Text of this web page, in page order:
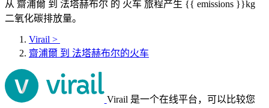
从 齋浦爾 到 法塔赫布尔 的 火车 旅程产生 {{ emissions }}kg
二氧化碳排放量。
Virail >
齋浦爾 到 法塔赫布尔的火车
Virail 是一个在线平台，可以比较您